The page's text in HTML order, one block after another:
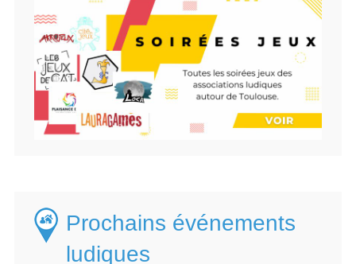
Prochains événements
ludiques